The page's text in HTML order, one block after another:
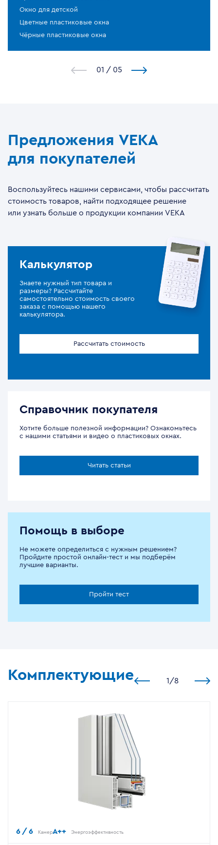
Окно для детской
Цветные пластиковые окна
Чёрные пластиковые окна
1 / 5
Предложения VEKA
для покупателей
Воспользуйтесь нашими сервисами, чтобы рассчитать
стоимость товаров, найти подходящее решение
или узнать больше о продукции компании VEKA
Калькулятор
Знаете нужный тип товара и
размеры? Рассчитайте
самостоятельно стоимость своего
заказа с помощью нашего
калькулятора.
Рассчитать стоимость
Справочник покупателя
Хотите больше полезной информации? Ознакомьтесь
с нашими статьями и видео о пластиковых окнах.
Читать статьи
Помощь в выборе
Не можете определиться с нужным решением?
Пройдите простой онлайн-тест и мы подберём
лучшие варианты.
Пройти тест
Комплектующие 1 /8
6 / 6 КамерA++ Энергоэффективность